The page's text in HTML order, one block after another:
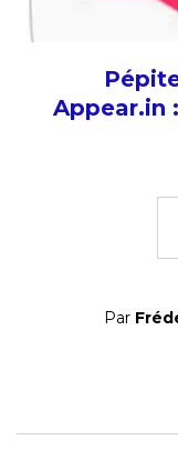
Appear.in
Par